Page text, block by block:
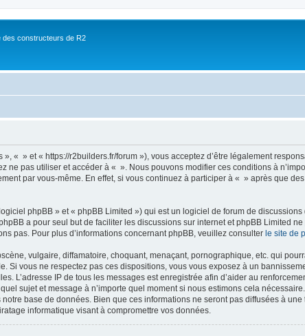
des constructeurs de R2
« » et « https://r2builders.fr/forum »), vous acceptez d’être légalement
ne pas utiliser et accéder à « ». Nous pouvons modifier ces conditions à
par vous-même. En effet, si vous continuez à participer à « » après que
phpBB » et « phpBB Limited ») qui est un logiciel de forum de discussions
a pour seul but de faciliter les discussions sur internet et phpBB Limited
pas. Pour plus d’informations concernant phpBB, veuillez consulter le site de
vulgaire, diffamatoire, choquant, menaçant, pornographique, etc. qui
Si vous ne respectez pas ces dispositions, vous vous exposez à un
L’adresse IP de tous les messages est enregistrée afin d’aider au
sujet et message à n’importe quel moment si nous estimons cela
base de données. Bien que ces informations ne seront pas diffusées à
informatique visant à compromettre vos données.